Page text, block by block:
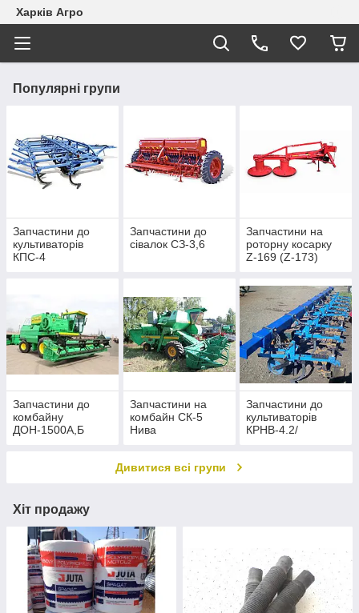
Харків Агро
Популярні групи
Запчастини до
культиваторів
КПС-4
Запчастини до
сівалок СЗ-3,6
Запчастини на
роторну косарку
Z-169 (Z-173)
Запчастини до
комбайну
ДОН-1500А,Б
Запчастини на
комбайн СК-5
Нива
Запчастини до
культиваторів
КРНВ-4.2/
Дивитися всі групи
Хіт продажу